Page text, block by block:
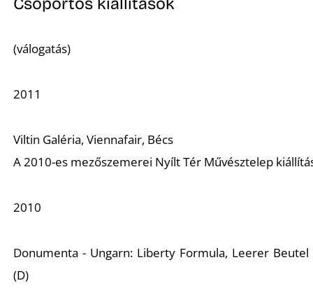
(válogatás)
2011
Viltin Galéria, Viennafair, Bécs
A 2010-es mezőszemerei Nyílt Tér Művésztelep
2010
Donumenta - Ungarn: Liberty Formula, Leerer Beutel
(D)